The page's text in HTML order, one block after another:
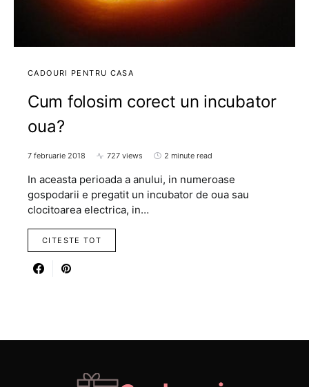
CADOURI PENTRU CASA
Cum folosim corect un incubator
oua?
7 februarie 2018 727 views 2 minute read
In aceasta perioada a anului, in numeroase
gospodarii e pregatit un incubator de oua sau
clocitoarea electrica, in…
CITESTE TOT